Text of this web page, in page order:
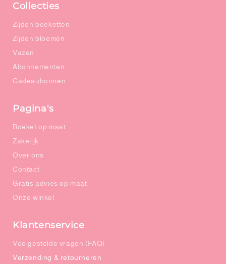
nl.general.social.links.facebook
nl.general.social.links.instagram
nl.general.social.links.tiktok
Collecties
Zijden boeketten
Zijden bloemen
Vazen
Abonnementen
Cadeaubonnen
Pagina's
Boeket op maat
Zakelijk
Over ons
Contact
Gratis advies op maat
Onze winkel
Klantenservice
Veelgestelde vragen (FAQ)
Verzending & retourneren